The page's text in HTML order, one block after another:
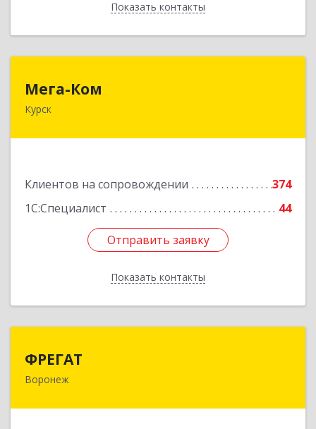
Показать контакты
Назад
Мега-Ком
Курск
Клиентов на сопровождении
374
1С:Специалист
44
Отправить заявку
Показать контакты
305001, Курская обл, Курск г, Красной Армии ул,
Отправить заявку
Назад
ФРЕГАТ
Воронеж